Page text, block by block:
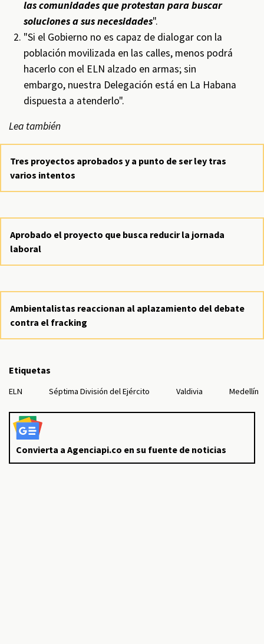
las comunidades que protestan para buscar
soluciones a sus necesidades".
"Si el Gobierno no es capaz de dialogar con la
población movilizada en las calles, menos podrá
hacerlo con el ELN alzado en armas; sin
embargo, nuestra Delegación está en La Habana
dispuesta a atenderlo".
Lea también
Tres proyectos aprobados y a punto de ser ley tras
varios intentos
Aprobado el proyecto que busca reducir la jornada
laboral
Ambientalistas reaccionan al aplazamiento del debate
contra el fracking
Etiquetas
ELN Séptima División del Ejército Valdivia Medellín
Convierta a Agenciapi.co en su fuente de noticias